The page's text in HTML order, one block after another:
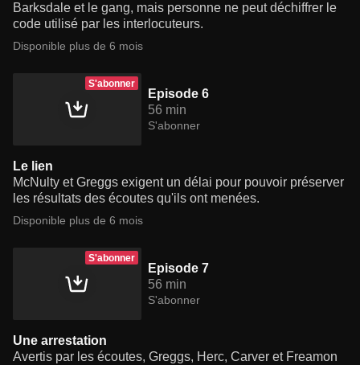
Barksdale et le gang, mais personne ne peut déchiffrer le
code utilisé par les interlocuteurs.
Disponible plus de 6 mois
S'abonner
Episode 6
56 min
S'abonner
Le lien
McNulty et Greggs exigent un délai pour pouvoir préserver
les résultats des écoutes qu'ils ont menées.
Disponible plus de 6 mois
S'abonner
Episode 7
56 min
S'abonner
Une arrestation
Avertis par les écoutes, Greggs, Herc, Carver et Freamon